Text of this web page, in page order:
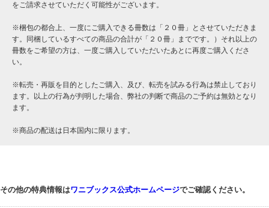
をご請求させていただく可能性がございます。
※梱包の都合上、一度にご購入できる冊数は「２０冊」とさせていただきま
す。同梱しているすべての商品の合計が「２０冊」までです。）それ以上の
冊数をご希望の方は、一度ご購入していただいたあとに再度ご購入くださ
い。
※転売・再販を目的としたご購入、及び、転売を試みる行為は禁止しており
ます。以上の行為が判明した場合、弊社の判断で商品のご予約は無効となり
ます。
※商品の配送は日本国内に限ります。
その他の特典情報はワニブックス公式ホームページでご確認ください。